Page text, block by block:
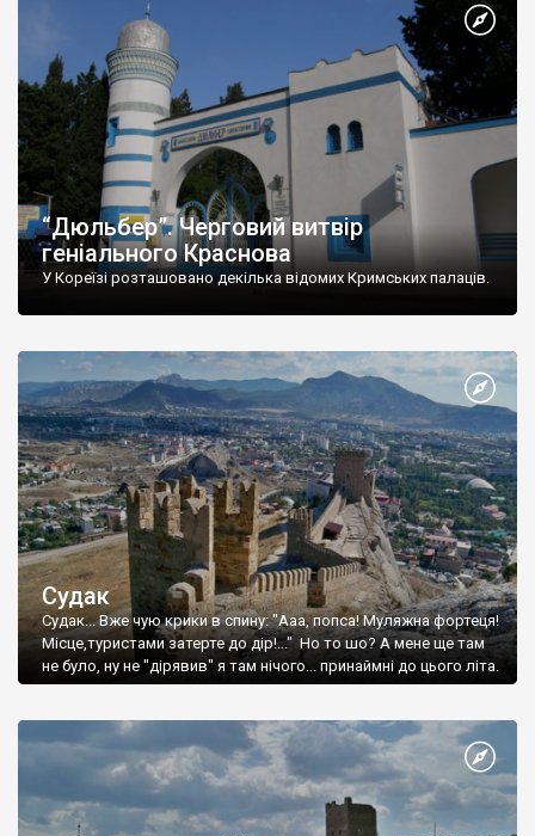
“Дюльбер”. Черговий витвір
геніального Краснова
У Кореїзі розташовано декілька відомих Кримських палаців.
Судак
Судак... Вже чую крики в спину: "Ааа, попса! Муляжна фортеця!
Місце,туристами затерте до дір!..." Но то шо? А мене ще там
не було, ну не "дірявив" я там нічого... принаймні до цього літа.